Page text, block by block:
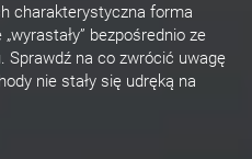
charakterystyczna forma
bezpośrednio ze
Sprawdź na co zwrócić uwagę
nie stały się udręką na